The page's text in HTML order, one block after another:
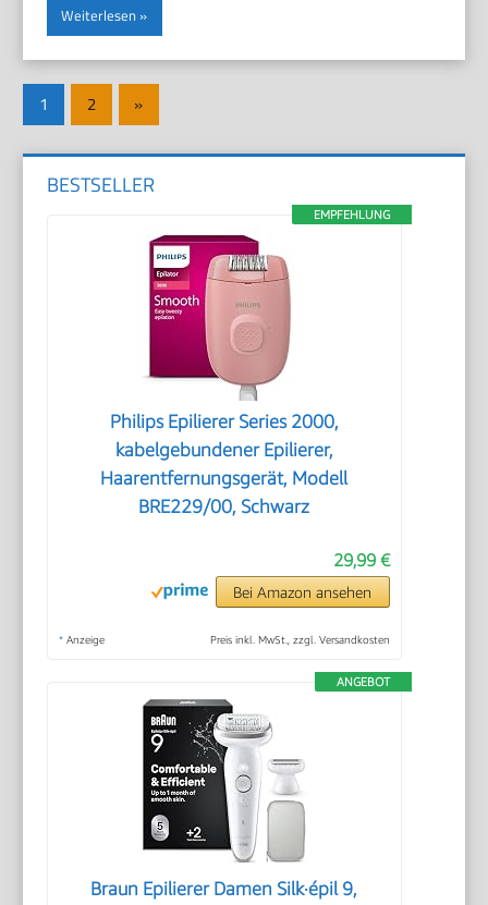
Weiterlesen
Seitennummerierung
der
Beiträge
1 2
Nächste
Beiträge
»
BESTSELLER
EMPFEHLUNG
Philips Epilierer Series 2000,
kabelgebundener Epilierer,
Haarentfernungsgerät, Modell
BRE229/00, Schwarz
29,99 €
Bei Amazon ansehen
* Anzeige Preis inkl. MwSt., zzgl. Versandkosten
ANGEBOT
Braun Epilierer Damen Silk·épil 9,